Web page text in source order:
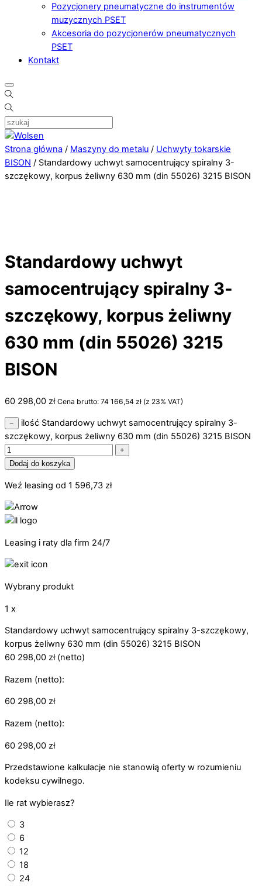
Pozycjonery pneumatyczne do instrumentów
muzycznych PSET
Akcesoria do pozycjonerów pneumatycznych
PSET
Kontakt
Strona główna / Maszyny do metalu / Uchwyty tokarskie
BISON / Standardowy uchwyt samocentrujący spiralny 3-
szczękowy, korpus żeliwny 630 mm (din 55026) 3215 BISON
Standardowy uchwyt
samocentrujący spiralny 3-
szczękowy, korpus żeliwny
630 mm (din 55026) 3215
BISON
60 298,00 zł Cena brutto: 74 166,54 zł (z 23% VAT)
−
ilość Standardowy uchwyt samocentrujący spiralny 3-
szczękowy, korpus żeliwny 630 mm (din 55026) 3215 BISON
+
Dodaj do koszyka
Weź leasing od 1 596,73 zł
Leasing i raty dla firm 24/7
Wybrany produkt
1 x
Standardowy uchwyt samocentrujący spiralny 3-szczękowy,
korpus żeliwny 630 mm (din 55026) 3215 BISON
60 298,00 zł(netto)
Razem (netto):
60 298,00 zł
Razem (netto):
60 298,00 zł
Przedstawione kalkulacje nie stanowią oferty w rozumieniu
kodeksu cywilnego.
Ile rat wybierasz?
3
6
12
18
24